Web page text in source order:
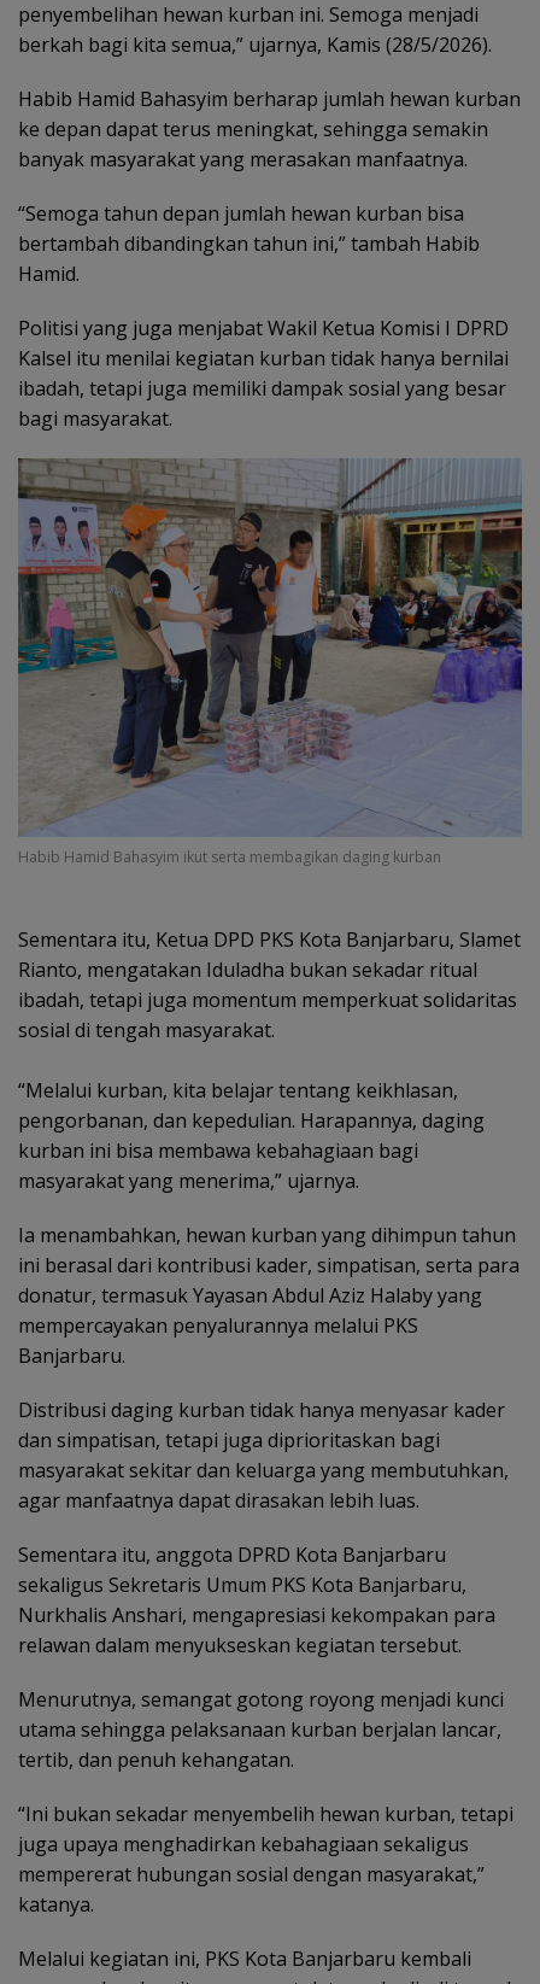
penyembelihan hewan kurban ini. Semoga menjadi
berkah bagi kita semua,” ujarnya, Kamis (28/5/2026).
Habib Hamid Bahasyim berharap jumlah hewan kurban
ke depan dapat terus meningkat, sehingga semakin
banyak masyarakat yang merasakan manfaatnya.
“Semoga tahun depan jumlah hewan kurban bisa
bertambah dibandingkan tahun ini,” tambah Habib
Hamid.
Politisi yang juga menjabat Wakil Ketua Komisi I DPRD
Kalsel itu menilai kegiatan kurban tidak hanya bernilai
ibadah, tetapi juga memiliki dampak sosial yang besar
bagi masyarakat.
Habib Hamid Bahasyim ikut serta membagikan daging kurban
Sementara itu, Ketua DPD PKS Kota Banjarbaru, Slamet
Rianto, mengatakan Iduladha bukan sekadar ritual
ibadah, tetapi juga momentum memperkuat solidaritas
sosial di tengah masyarakat.
“Melalui kurban, kita belajar tentang keikhlasan,
pengorbanan, dan kepedulian. Harapannya, daging
kurban ini bisa membawa kebahagiaan bagi
masyarakat yang menerima,” ujarnya.
Ia menambahkan, hewan kurban yang dihimpun tahun
ini berasal dari kontribusi kader, simpatisan, serta para
donatur, termasuk Yayasan Abdul Aziz Halaby yang
mempercayakan penyalurannya melalui PKS
Banjarbaru.
Distribusi daging kurban tidak hanya menyasar kader
dan simpatisan, tetapi juga diprioritaskan bagi
masyarakat sekitar dan keluarga yang membutuhkan,
agar manfaatnya dapat dirasakan lebih luas.
Sementara itu, anggota DPRD Kota Banjarbaru
sekaligus Sekretaris Umum PKS Kota Banjarbaru,
Nurkhalis Anshari, mengapresiasi kekompakan para
relawan dalam menyukseskan kegiatan tersebut.
Menurutnya, semangat gotong royong menjadi kunci
utama sehingga pelaksanaan kurban berjalan lancar,
tertib, dan penuh kehangatan.
“Ini bukan sekadar menyembelih hewan kurban, tetapi
juga upaya menghadirkan kebahagiaan sekaligus
mempererat hubungan sosial dengan masyarakat,”
katanya.
Melalui kegiatan ini, PKS Kota Banjarbaru kembali